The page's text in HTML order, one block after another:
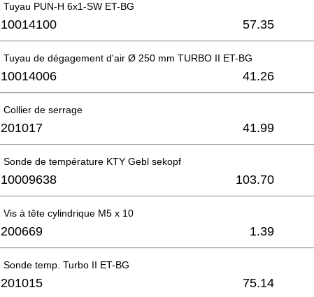
Tuyau PUN-H 6x1-SW ET-BG
10014100 57.35
Tuyau de dégagement d'air Ø 250 mm TURBO II ET-BG
10014006 41.26
Collier de serrage
201017 41.99
Sonde de température KTY Gebl sekopf
10009638 103.70
Vis à tête cylindrique M5 x 10
200669 1.39
Sonde temp. Turbo II ET-BG
201015 75.14